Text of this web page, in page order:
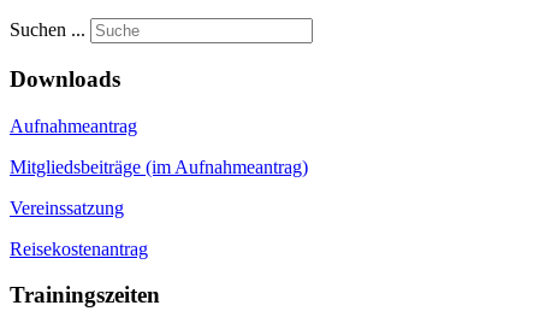
Suchen ...
Downloads
Aufnahmeantrag
Mitgliedsbeiträge (im Aufnahmeantrag)
Vereinssatzung
Reisekostenantrag
Trainingszeiten